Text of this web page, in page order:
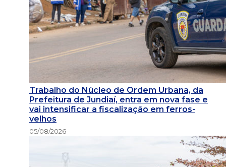
Trabalho do Núcleo de Ordem Urbana, da
Prefeitura de Jundiaí, entra em nova fase e
vai intensificar a fiscalização em ferros-
velhos
05/08/2026